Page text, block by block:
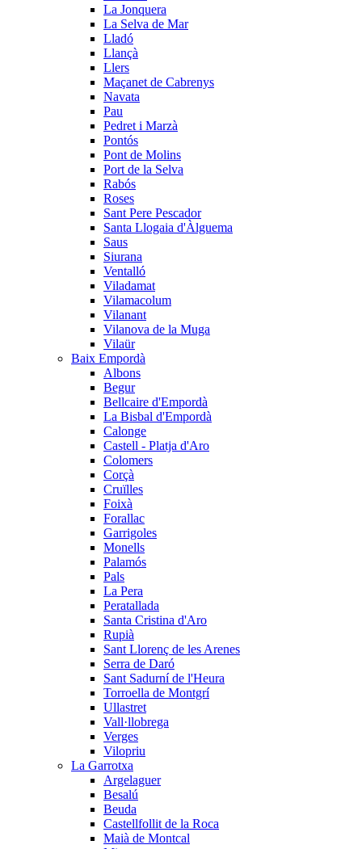
La Jonquera
La Selva de Mar
Lladó
Llançà
Llers
Maçanet de Cabrenys
Navata
Pau
Pedret i Marzà
Pontós
Pont de Molins
Port de la Selva
Rabós
Roses
Sant Pere Pescador
Santa Llogaia d'Àlguema
Saus
Siurana
Ventalló
Viladamat
Vilamacolum
Vilanant
Vilanova de la Muga
Vilaür
Baix Empordà
Albons
Begur
Bellcaire d'Empordà
La Bisbal d'Empordà
Calonge
Castell - Platja d'Aro
Colomers
Corçà
Cruïlles
Foixà
Forallac
Garrigoles
Monells
Palamós
Pals
La Pera
Peratallada
Santa Cristina d'Aro
Rupià
Sant Llorenç de les Arenes
Serra de Daró
Sant Sadurní de l'Heura
Torroella de Montgrí
Ullastret
Vall·llobrega
Verges
Vilopriu
La Garrotxa
Argelaguer
Besalú
Beuda
Castellfollit de la Roca
Maià de Montcal